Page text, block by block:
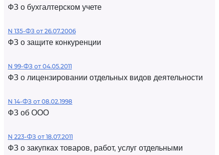
ФЗ о бухгалтерском учете
N 135-ФЗ от 26.07.2006
ФЗ о защите конкуренции
N 99-ФЗ от 04.05.2011
ФЗ о лицензировании отдельных видов деятельности
N 14-ФЗ от 08.02.1998
ФЗ об ООО
N 223-ФЗ от 18.07.2011
ФЗ о закупках товаров, работ, услуг отдельными